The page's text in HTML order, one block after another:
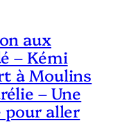
aux
– Kémi
à Moulins
– Une
pour aller